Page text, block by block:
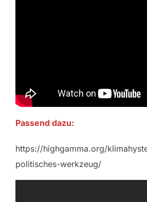
Passend dazu:
https://highgamma.org/
politisches-werkzeug/